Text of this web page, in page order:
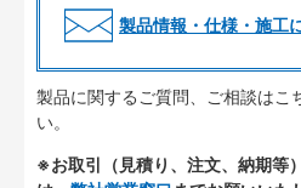
製品情報・仕様・施工
製品に関するご質問、ご相談はこ
い。
※お取引（見積り、注文、納期等